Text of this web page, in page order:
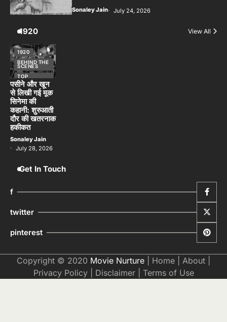
Sonaley Jain July 24, 2026
1920 View All
1920
BEHIND THE
SCENES
TOP
STORIES
पसीने और खून
से लिखी गई मूक
सिनेमा की
कहानी: शुरुआती
दौर की खतरनाक
हकीकत
Sonaley Jain
July 28, 2026
Get In Touch
f
twitter
pinterest
Copyright © 2020 Movie Nurture Home About
Privacy Policy| Disclaimer| Terms of Use